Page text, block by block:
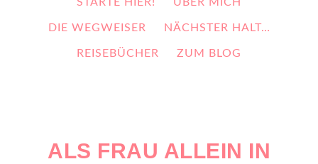
DIE WEGWEISER NÄCHSTER HALT…
REISEBÜCHER ZUM BLOG
ALS FRAU ALLEIN IN